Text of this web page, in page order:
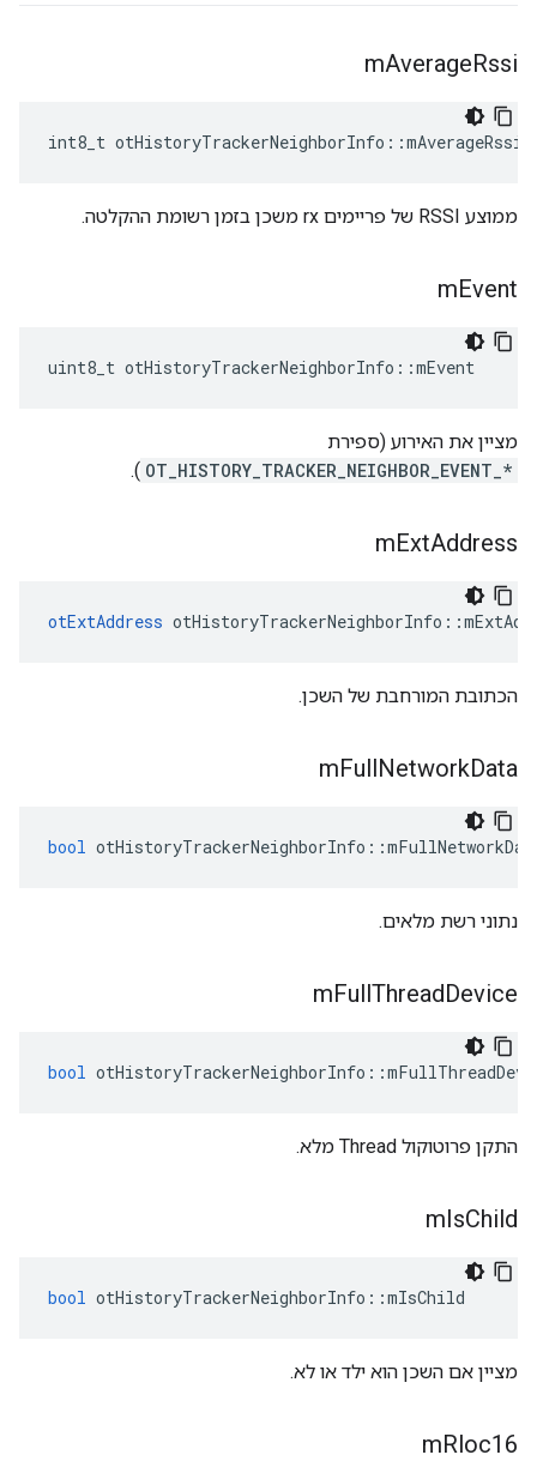
mAverageRssi
int8_t otHistoryTrackerNeighborInfo ::mAverageRssi
ממוצע RSSI של פריימים rx משכן בזמן רשומת ההקלטה.
mEvent
uint8_t otHistoryTrackerNeighborInfo ::mEvent
מציין את האירוע (ספירת
OT_HISTORY_TRACKER_NEIGHBOR_EVENT_*
).
mExtAddress
otExtAddress otHistoryTrackerNeighborInfo ::
הכתובת המורחבת של השכן.
mFullNetworkData
bool otHistoryTrackerNeighborInfo ::
נתוני רשת מלאים.
mFullThreadDevice
bool otHistoryTrackerNeighborInfo ::
התקן פרוטוקול Thread מלא.
mIsChild
bool otHistoryTrackerNeighborInfo ::mIsChild
מציין אם השכן הוא ילד או לא.
mRloc16